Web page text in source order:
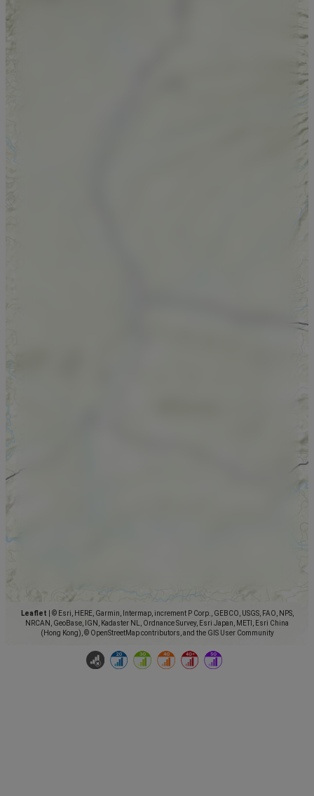
Leaflet
© Esri, HERE, Garmin, Intermap, increment P Corp., GEBCO, USGS, FAO, NPS,
NRCAN, GeoBase, IGN, Kadaster NL, Ordnance Survey, Esri Japan, METI, Esri China
(Hong Kong), © OpenStreetMap contributors, and the GIS User Community